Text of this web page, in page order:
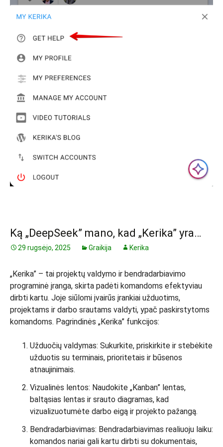
Ką „DeepSeek” mano, kad „Kerika” yra…
29 rugsėjo, 2025 Graikija Kerika
„Kerika” – tai projektų valdymo ir bendradarbiavimo
programinė įranga, skirta padėti komandoms efektyviau
dirbti kartu. Joje siūlomi įvairūs įrankiai užduotims,
projektams ir darbo srautams valdyti, ypač paskirstytoms
komandoms. Pagrindinės „Kerika” funkcijos:
Užduočių valdymas: Sukurkite, priskirkite ir stebėkite
užduotis su terminais, prioritetais ir būsenos
atnaujinimais.
Vizualinės lentos: Naudokite „Kanban” lentas,
baltąsias lentas ir srauto diagramas, kad
vizualizuotumėte darbo eigą ir projekto pažangą.
Bendradarbiavimas: Bendradarbiavimas realiuoju laiku:
komandos nariai gali kartu dirbti su dokumentais,